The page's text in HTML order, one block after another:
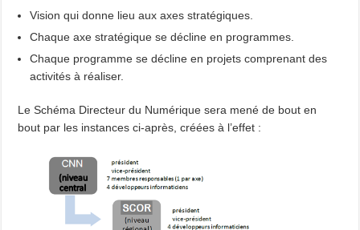
Vision qui donne lieu aux axes stratégiques.
Chaque axe stratégique se décline en programmes.
Chaque programme se décline en projets comprenant des
activités à réaliser.
Le Schéma Directeur du Numérique sera mené de bout en
bout par les instances ci-après, créées à l’effet :